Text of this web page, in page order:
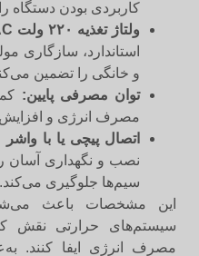
کاربردی بودن دستگاه
ولتاژ تغذیه ۲۲۰ ولت AC با دقت ۱۰±٪:
استاندارد، سازگاری
و خانگی را تضمین می‌کند.
توان مصرفی پایین:
مصرف انرژی و افزایش
اتصال پیچی یا با واشر
نصب و نگهداری آسان را
سیم‌ها جلوگیری می‌کند.
این مشخصات باعث می‌شود
سیستم‌های حرارتی نقش
مصرف انرژی ایفا کنند.